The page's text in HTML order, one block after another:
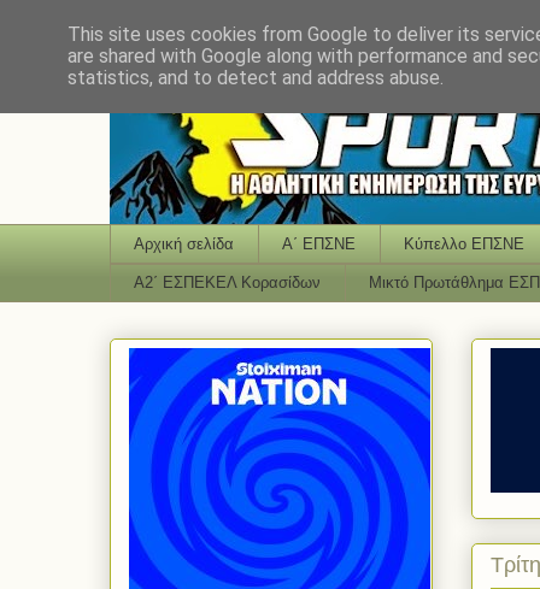
Αρχική σελίδα Α΄ ΕΠΣΝΕ Κύπελλο ΕΠΣΝΕ
Α2΄ ΕΣΠΕΚΕΛ Κορασίδων Μικτό Πρωτάθλημα
This site uses cookies from Google to deliver its
are shared with Google along with performance and
statistics, and to detect and address abuse.